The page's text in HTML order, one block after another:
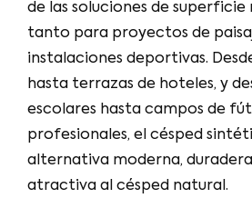
de las soluciones de superficie
tanto para proyectos de
instalaciones deportivas.
hasta terrazas de hoteles, y
escolares hasta campos de
profesionales, el césped
alternativa moderna,
atractiva al césped natural.